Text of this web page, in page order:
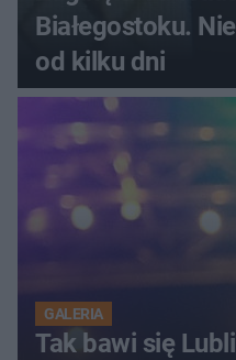
Białegostoku.
od kilku dni
GALERIA
Tak bawi się